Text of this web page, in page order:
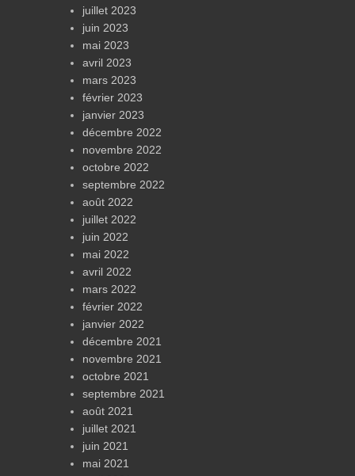
juillet 2023
juin 2023
mai 2023
avril 2023
mars 2023
février 2023
janvier 2023
décembre 2022
novembre 2022
octobre 2022
septembre 2022
août 2022
juillet 2022
juin 2022
mai 2022
avril 2022
mars 2022
février 2022
janvier 2022
décembre 2021
novembre 2021
octobre 2021
septembre 2021
août 2021
juillet 2021
juin 2021
mai 2021